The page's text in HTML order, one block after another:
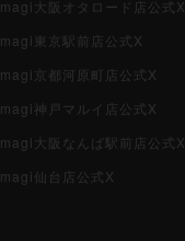
magi大阪オタロード店公式X
magi東京駅前店公式X
magi京都河原町店公式X
magi神戸マルイ店公式X
magi大阪なんば駅前店公式X
magi仙台店公式X